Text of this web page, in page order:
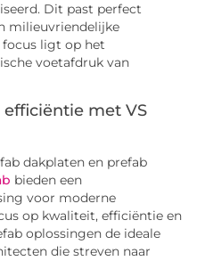
Dit past perfect
milieuvriendelijke
ligt op het
voetafdruk van
met VS
dakplaten en prefab
bieden een
voor moderne
op kwaliteit, efficiëntie en
oplossingen de ideale
die streven naar